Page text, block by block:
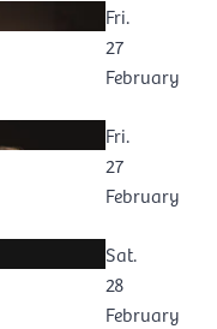
Fri.
27
February
Fri.
27
February
Sat.
28
February